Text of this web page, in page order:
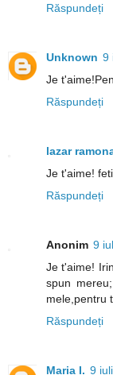
Răspundeți
Unknown 9
Je
Răspundeți
lazar
Je t'aime!
Răspundeți
Anonim 9
Je t'aime!
spun
mele,pentru
Răspundeți
Maria I. 9